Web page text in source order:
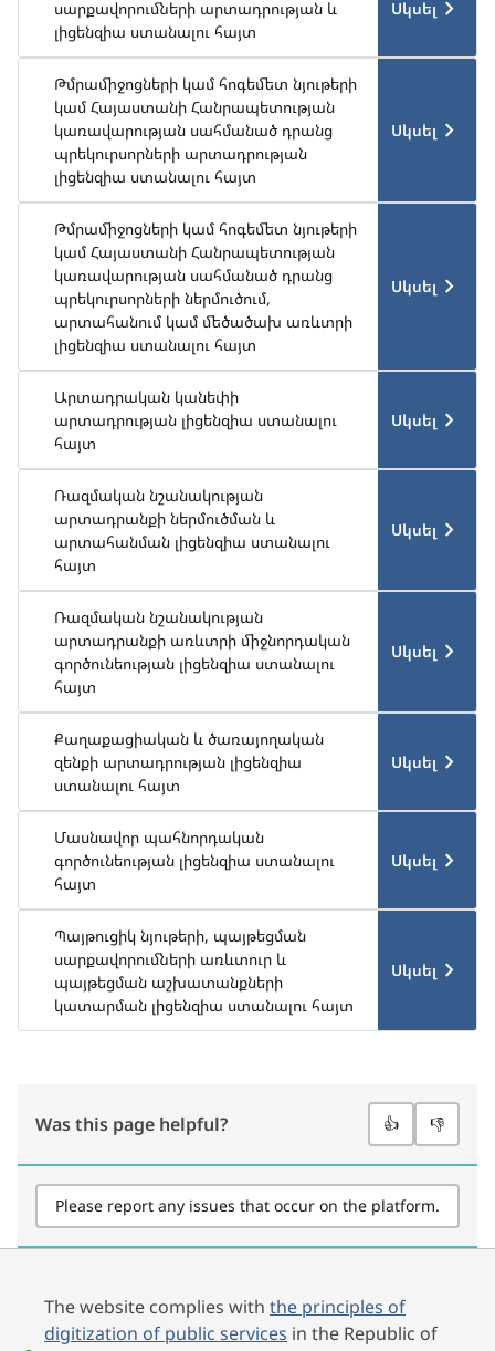
սարքավորումների արտադրության և
լիցենզիա ստանալու հայտ
Սկսել
Թմրամիջոցների կամ հոգեմետ նյութերի
կամ Հայաստանի Հանրապետության
կառավարության սահմանած դրանց
պրեկուրսորների արտադրության
լիցենզիա ստանալու հայտ
Սկսել
Թմրամիջոցների կամ հոգեմետ նյութերի
կամ Հայաստանի Հանրապետության
կառավարության սահմանած դրանց
պրեկուրսորների ներմուծում,
արտահանում կամ մեծածախ առևտրի
լիցենզիա ստանալու հայտ
Սկսել
Արտադրական կանեփի
արտադրության լիցենզիա ստանալու
հայտ
Սկսել
Ռազմական նշանակության
արտադրանքի ներմուծման և
արտահանման լիցենզիա ստանալու
հայտ
Սկսել
Ռազմական նշանակության
արտադրանքի առևտրի միջնորդական
գործունեության լիցենզիա ստանալու
հայտ
Սկսել
Քաղաքացիական և ծառայողական
զենքի արտադրության լիցենզիա
ստանալու հայտ
Սկսել
Մասնավոր պահնորդական
գործունեության լիցենզիա ստանալու
հայտ
Սկսել
Պայթուցիկ նյութերի, պայթեցման
սարքավորումների առևտուր և
պայթեցման աշխատանքների
կատարման լիցենզիա ստանալու հայտ
Սկսել
Was this page helpful? 👍 👎
Please report any issues that occur on the platform.
The website complies with the principles of
digitization of public services in the Republic of